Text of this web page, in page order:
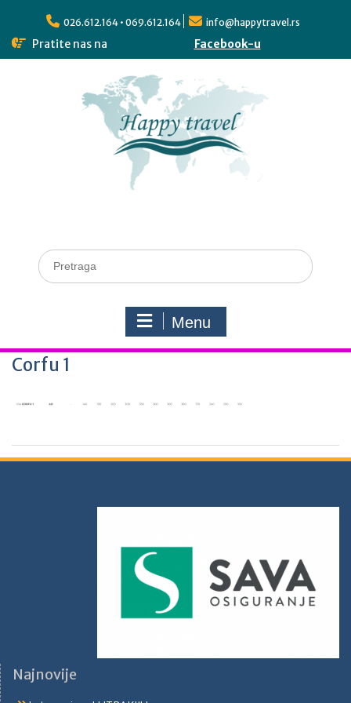
026.612.164 • 069.612.164 info@happytravel.rs
Pratite nas na Facebook-u
Menu
Corfu 1
Najnovije